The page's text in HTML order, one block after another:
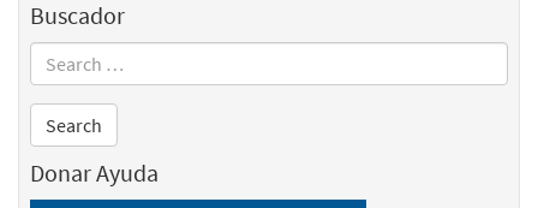
Buscador
Donar Ayuda